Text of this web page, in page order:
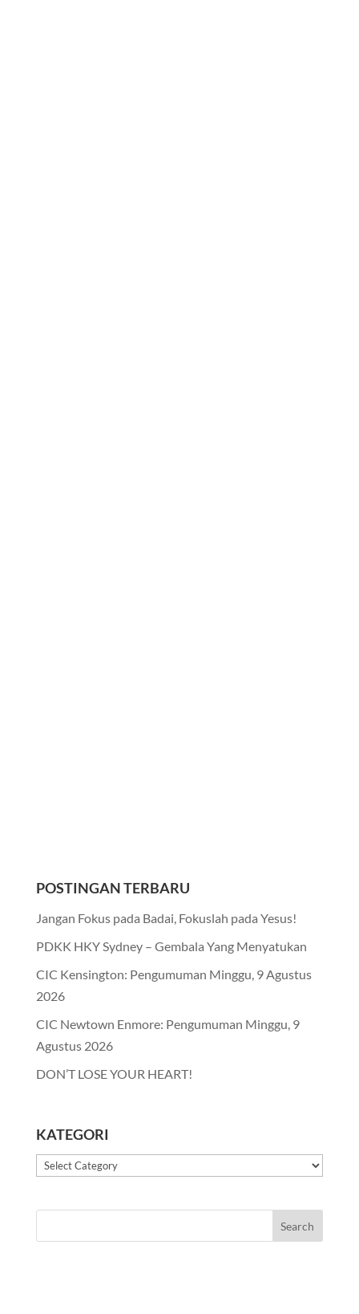
POSTINGAN TERBARU
Jangan Fokus pada Badai, Fokuslah pada Yesus!
PDKK HKY Sydney – Gembala Yang Menyatukan
CIC Kensington: Pengumuman Minggu, 9 Agustus
2026
CIC Newtown Enmore: Pengumuman Minggu, 9
Agustus 2026
DON’T LOSE YOUR HEART!
KATEGORI
Kategori